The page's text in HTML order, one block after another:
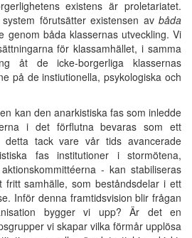
existens är proletariatet.
förutsätter existensen av båda
genom båda klassernas utveckling. Vi
för klassamhället, i samma
åt de icke-borgerliga klassernas
på de instiutionella, psykologiska och
kan den anarkistiska fas som inledde
i det förflutna bevaras som ett
detta tack vare vår tids avancerade
fas institutioner i stormötena,
- kan stabiliseras
fritt samhälle, som beståndsdelar i ett
Inför denna framtidsvision blir frågan
bygger vi upp? Är det en
vi skapar vilka förmår upplösa